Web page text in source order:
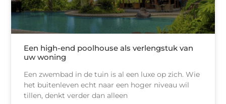
Een high-end poolhouse als verlengstuk van
uw woning
Een zwembad in de tuin is al een luxe op zich. Wie
het buitenleven echt naar een hoger niveau wil
tillen, denkt verder dan alleen